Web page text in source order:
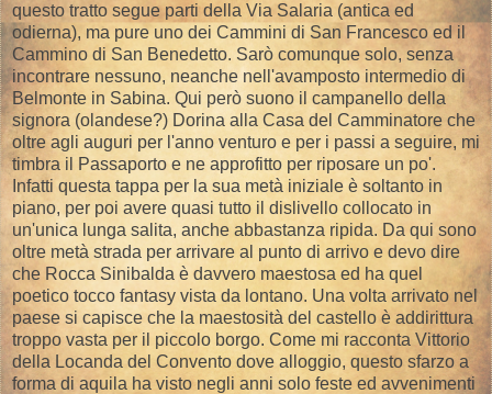
questo tratto segue parti della Via Salaria (antica ed
odierna), ma pure uno dei Cammini di San Francesco ed il
Cammino di San Benedetto. Sarò comunque solo, senza
incontrare nessuno, neanche nell'avamposto intermedio di
Belmonte in Sabina. Qui però suono il campanello della
signora (olandese?) Dorina alla Casa del Camminatore che
oltre agli auguri per l'anno venturo e per i passi a seguire, mi
timbra il Passaporto e ne approfitto per riposare un po'.
Infatti questa tappa per la sua metà iniziale è soltanto in
piano, per poi avere quasi tutto il dislivello collocato in
un'unica lunga salita, anche abbastanza ripida. Da qui sono
oltre metà strada per arrivare al punto di arrivo e devo dire
che Rocca Sinibalda è davvero maestosa ed ha quel
poetico tocco fantasy vista da lontano. Una volta arrivato nel
paese si capisce che la maestosità del castello è addirittura
troppo vasta per il piccolo borgo. Come mi racconta Vittorio
della Locanda del Convento dove alloggio, questo sfarzo a
forma di aquila ha visto negli anni solo feste ed avvenimenti